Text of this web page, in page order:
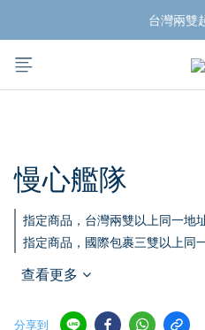
揪團買蛙鞋
台灣兩雙
揪團買蛙鞋
慢心艦隊
指定商品，台灣兩雙以上同一地
指定商品，國際包裹三雙以上同
查看更多
分享到